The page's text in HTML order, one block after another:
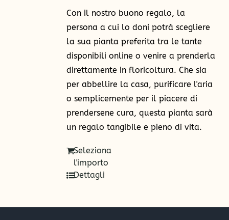
€250,00
Con il nostro buono regalo, la
persona a cui lo doni potrà scegliere
la sua pianta preferita tra le tante
disponibili online o venire a prenderla
direttamente in floricoltura. Che sia
per abbellire la casa, purificare l'aria
o semplicemente per il piacere di
prendersene cura, questa pianta sarà
un regalo tangibile e pieno di vita.
Seleziona
l'importo
Dettagli